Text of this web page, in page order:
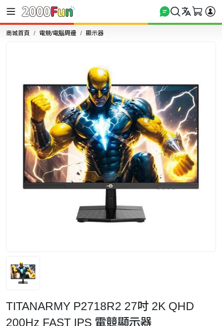
商城首頁 電競/電腦周邊 顯示器
TITANARMY P2718R2 27吋 2K QHD
200Hz FAST IPS 電競顯示器